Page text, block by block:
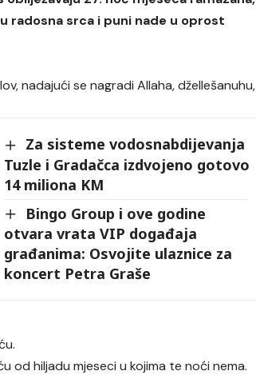
radosna srca i puni nade u oprost
nadajući se nagradi Allaha, džellešanuhu,
Za sisteme vodosnabdijevanja
Tuzle i Gradačca izdvojeno gotovo
14 miliona KM
Bingo Group i ove godine
otvara vrata VIP događaja
građanima: Osvojite ulaznice za
koncert Petra Graše
od hiljadu mjeseci u kojima te noći nema.